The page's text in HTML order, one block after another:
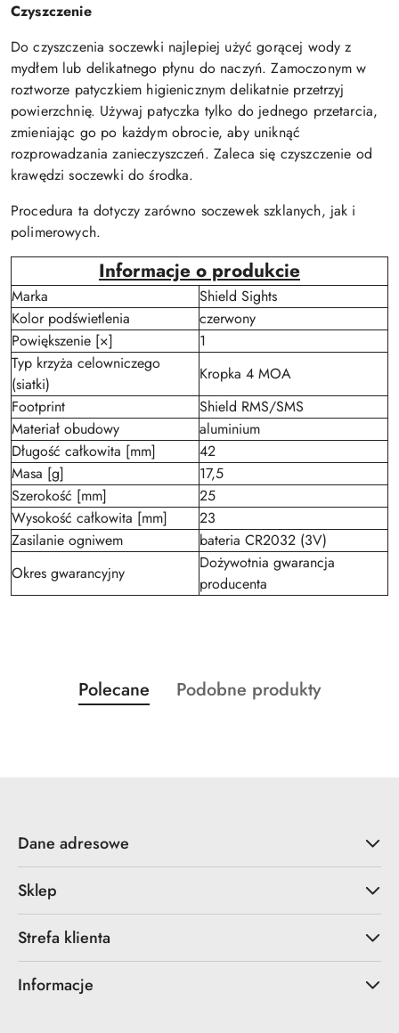
Czyszczenie
Do czyszczenia soczewki najlepiej użyć gorącej wody z
mydłem lub delikatnego płynu do naczyń. Zamoczonym w
roztworze patyczkiem higienicznym delikatnie przetrzyj
powierzchnię. Używaj patyczka tylko do jednego przetarcia,
zmieniając go po każdym obrocie, aby uniknąć
rozprowadzania zanieczyszczeń. Zaleca się czyszczenie od
krawędzi soczewki do środka.
Procedura ta dotyczy zarówno soczewek szklanych, jak i
polimerowych.
Informacje o produkcie
Marka
Shield Sights
Kolor podświetlenia
czerwony
Powiększenie [×]
1
Typ krzyża celowniczego
(siatki)
Kropka 4 MOA
Footprint
Shield RMS/SMS
Materiał obudowy
aluminium
Długość całkowita [mm]
42
Masa [g]
17,5
Szerokość [mm]
25
Wysokość całkowita [mm]
23
Zasilanie ogniwem
bateria CR2032 (3V)
Okres gwarancyjny
Dożywotnia gwarancja
producenta
Pomiń karuzelę produktów
Produkty
o
Polecane
Produkty
Podobne produkty
Dane adresowe
Sklep
Strefa klienta
Informacje